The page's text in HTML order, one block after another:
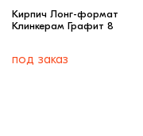
Кирпич Лонг-формат
Клинкерам Графит 8
под заказ